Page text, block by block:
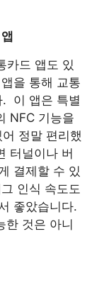
카드 앱도 있
을 통해 교통
. 이 앱은 특별
NFC 기능을
정말 편리했
터널이나 버
결제할 수 있
인식 속도도
좋았습니다.
한 것은 아니